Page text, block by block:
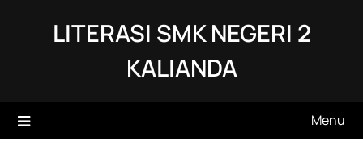
LITERASI SMK NEGERI 2
KALIANDA
Menu